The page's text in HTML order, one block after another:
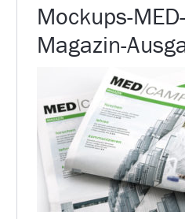
Mockups-
Magazin-